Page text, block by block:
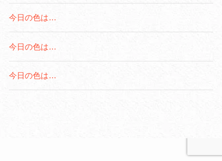
今日の色は…
今日の色は…
今日の色は…